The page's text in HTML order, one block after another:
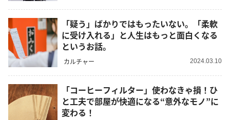
「疑う」ばかりではもったいない。「柔軟
に受け入れる」と人生はもっと面白くなる
というお話。
カルチャー 2024.03.10
「コーヒーフィルター」使わなきゃ損！ひ
と工夫で部屋が快適になる“意外なモノ”に
変わる！